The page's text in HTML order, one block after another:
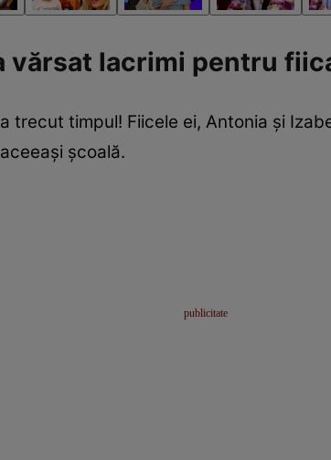
vărsat lacrimi pentru
trecut timpul! Fiicele ei, Antonia și
școală.